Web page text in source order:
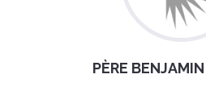
PÈRE